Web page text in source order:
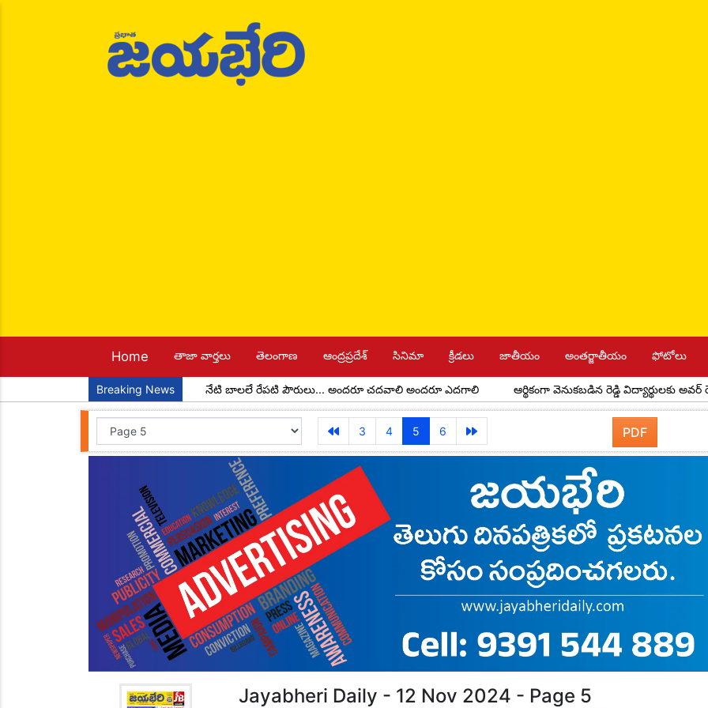
Home తాజా వార్తలు తెలంగాణ ఆంద్రప్రదేశ్ సినిమా క్రీడలు జాతీయం అంతర్జాతీయం ఫోటోలు
Breaking News
చాడ కొండాల్ రెడ్డి నేటి బాలలే రేపటి పౌరులు... అందరూ చదవాలి అందరూ ఎదగాలి ఆర్థికంగా వెనుకబడిన రెడ్డి విద్యార్థులకు అవర్ రెడ్డి
3 4 5 6 PDF
Jayabheri Daily - 12 Nov 2024 - Page 5